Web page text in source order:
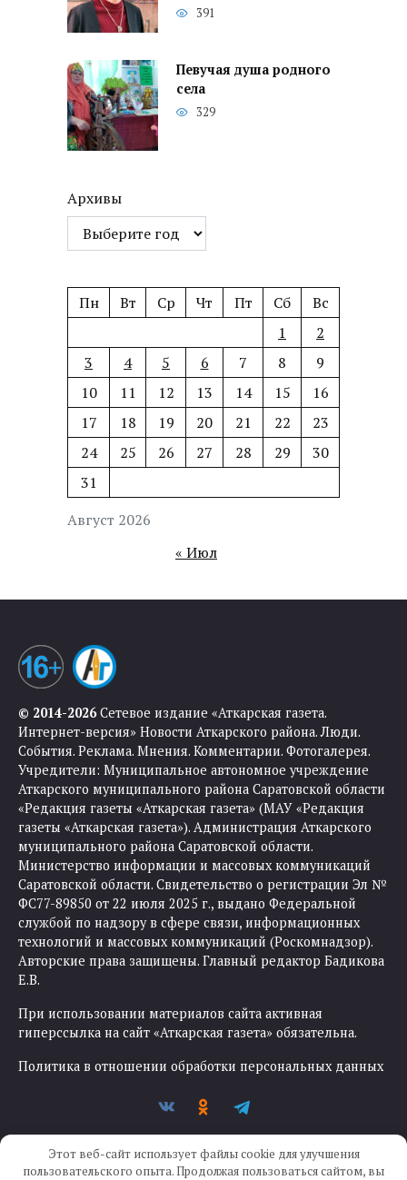
391
Певучая душа родного
села
329
Архивы
Август 2026
Пн Вт Ср Чт Пт Сб
Вс
1
2
3
4 5 6 7 8
9
10
11 12 13 14 15
16
17
18 19 20 21 22
23
24
25 26 27 28 29
30
31
« Июл
© 2014-2026Сетевое издание «Аткарская газета.
Интернет-версия» Новости Аткарского района. Люди.
События. Реклама. Мнения. Комментарии. Фотогалерея.
Учредители: Муниципальное автономное учреждение
Аткарского муниципального района Саратовской области
«Редакция газеты «Аткарская газета» (МАУ «Редакция
газеты «Аткарская газета»). Администрация Аткарского
муниципального района Саратовской области.
Министерство информации и массовых коммуникаций
Саратовской области. Свидетельство о регистрации Эл №
ФС77-89850 от 22 июля 2025 г., выдано Федеральной
службой по надзору в сфере связи, информационных
технологий и массовых коммуникаций (Роскомнадзор).
Авторские права защищены. Главный редактор Бадикова
Е.В.
При использовании материалов сайта активная
гиперссылка на сайт «Аткарская газета» обязательна.
Политика в отношении обработки персональных данных
Этот веб-сайт использует файлы cookie для улучшения
пользовательского опыта. Продолжая пользоваться сайтом, вы